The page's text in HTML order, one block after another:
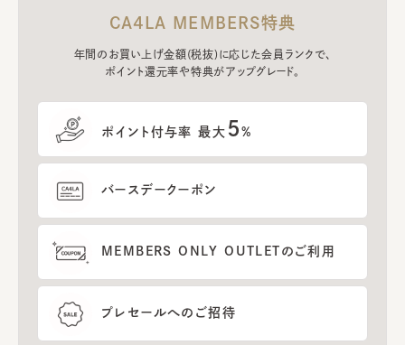
CA4LA MEMBERS特典
年間のお買い上げ金額(税抜)に応じた会員ランクで、
ポイント還元率や特典がアップグレード。
ポイント付与率 最大 5%
バースデークーポン
MEMBERS ONLY OUTLETのご利用
プレセールへのご招待